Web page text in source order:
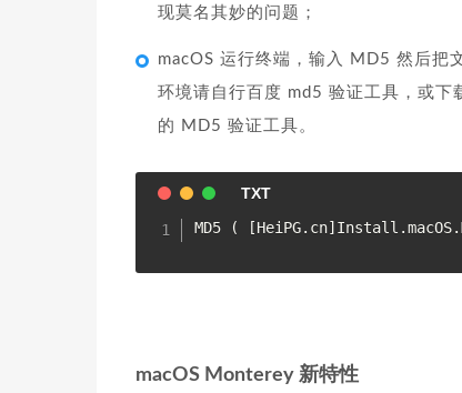
现莫名其妙的问题；
macOS 运行终端，输入 MD5 然后把
环境请自行百度 md5 验证工具，或下
的 MD5 验证工具。
macOS Monterey 新特性